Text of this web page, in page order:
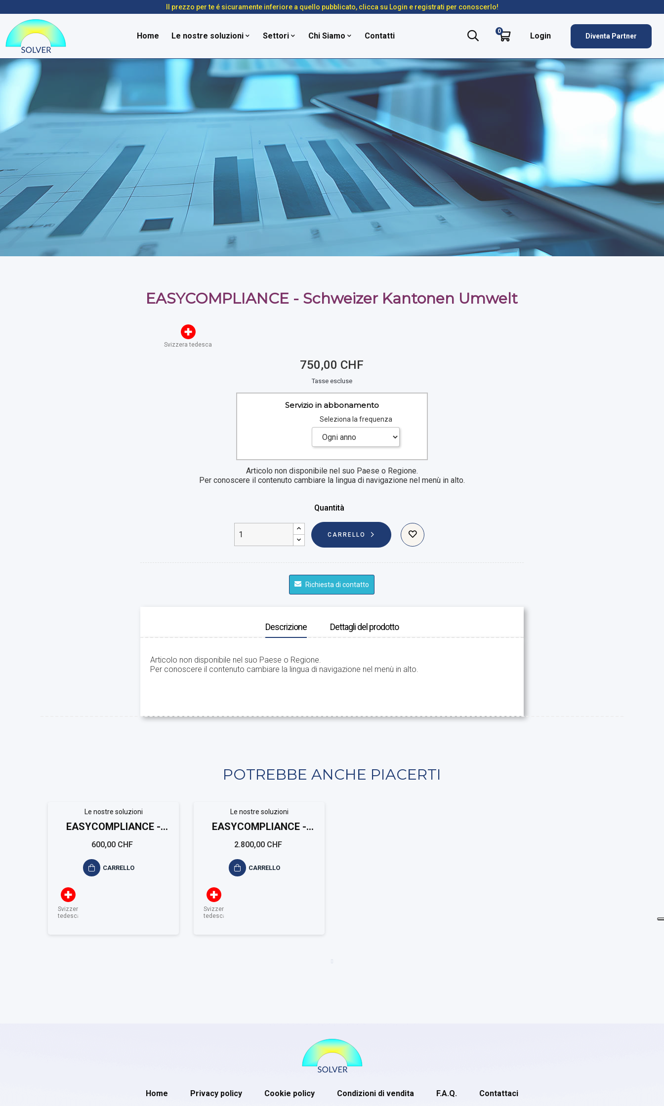
Il prezzo per te é sicuramente inferiore a quello pubblicato, clicca su Login e registrati per conoscerlo!
Home Le nostre soluzioni Settori Chi Siamo Contatti 0 Login Diventa Partner
EASYCOMPLIANCE - Schweizer Kantonen Umwelt
Svizzera tedesca
750,00 CHF
Tasse escluse
Servizio in abbonamento
Seleziona la frequenza
Articolo non disponibile nel suo Paese o Regione.
Per conoscere il contenuto cambiare la lingua di navigazione nel menù in alto.
Quantità
CARRELLO
Richiesta di contatto
Descrizione Dettagli del prodotto
Articolo non disponibile nel suo Paese o Regione.
Per conoscere il contenuto cambiare la lingua di navigazione nel menù in alto.
POTREBBE ANCHE PIACERTI
Le nostre soluzioni
EASYCOMPLIANCE -
Schweizer Kantonen
Arbeitssicherheit
600,00 CHF
CARRELLO
Svizzera
tedesca
Le nostre soluzioni
EASYCOMPLIANCE -
Schweizer Kantonen
2.800,00 CHF
CARRELLO
Svizzera
tedesca
Home Privacy policy Cookie policy Condizioni di vendita F.A.Q. Contattaci